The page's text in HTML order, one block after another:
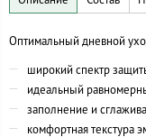
Оптимальный дневной
широкий спектр
идеальный
заполнение и
комфортная текстура